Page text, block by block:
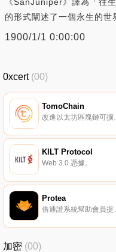
的形式闡述了一個永生的世
1900/1/1 0:00:00
0xcert (00)
TomoChain
改進以太坊區塊鏈可擴展性限制的解決方案。
KILT Protocol
Web 3.0 憑據。
Protea
借通證系
加密 (00)